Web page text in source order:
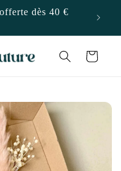
dès 40 €
Panier